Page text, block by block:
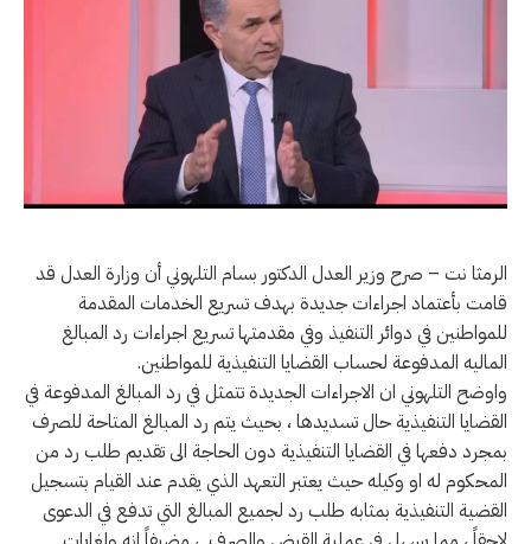
الرمثا نت – صرح وزير العدل الدكتور بسام التلهوني أن وزارة العدل قد
قامت بأعتماد اجراءات جديدة بهدف تسريع الخدمات المقدمة
للمواطنين في دوائر التنفيذ وفي مقدمتها تسريع اجراءات رد المبالغ
الماليه المدفوعة لحساب القضايا التنفيذية للمواطنين.
واوضح التلهوني ان الاجراءات الجديدة تتمثل في رد المبالغ المدفوعة في
القضايا التنفيذية حال تسديدها ، بحيث يتم رد المبالغ المتاحة للصرف
بمجرد دفعها في القضايا التنفيذية دون الحاجة الى تقديم طلب رد من
المحكوم له او وكيله حيث يعتبر التعهد الذي يقدم عند القيام بتسجيل
القضية التنفيذية بمثابه طلب رد لجميع المبالغ التي تدفع في الدعوى